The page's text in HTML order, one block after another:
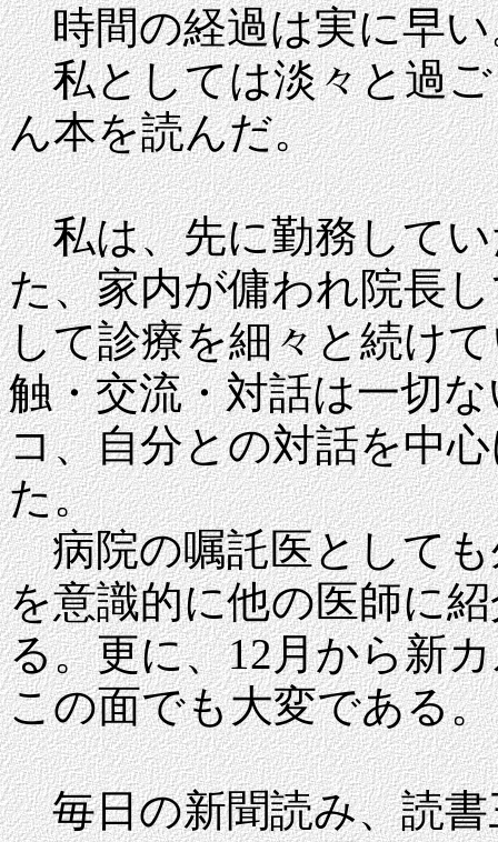
時間の経過は実に早い
私としては淡々と過ご
ん本を読んだ。
私は、先に勤務してい
た、家内が傭われ院長
して診療を細々と続け
触・交流・対話は一切
コ、自分との対話を中
た。
病院の嘱託医としても
を意識的に他の医師に
る。更に、12月から新
この面でも大変である。
毎日の新聞読み、読書